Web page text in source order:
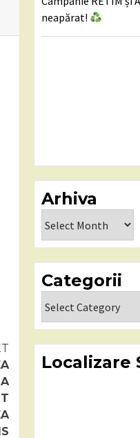
neapărat!
Arhiva
Categorii
Localizare